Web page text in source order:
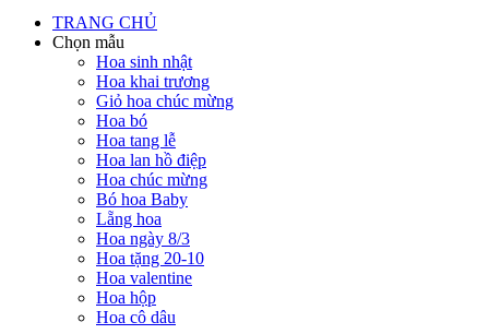
TRANG CHỦ
Chọn mẫu
Hoa sinh nhật
Hoa khai trương
Giỏ hoa chúc mừng
Hoa bó
Hoa tang lễ
Hoa lan hồ điệp
Hoa chúc mừng
Bó hoa Baby
Lẵng hoa
Hoa ngày 8/3
Hoa tặng 20-10
Hoa valentine
Hoa hộp
Hoa cô dâu